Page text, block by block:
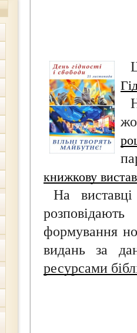
книжкову
На
формування
видань за
ресурсами